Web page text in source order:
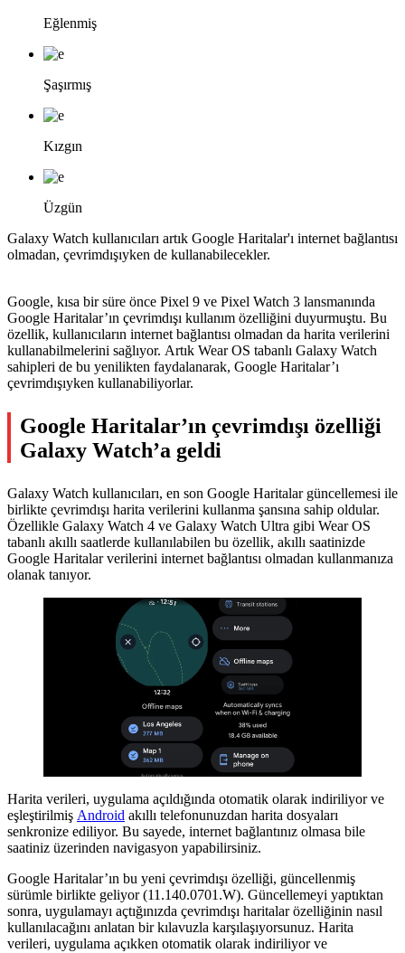
Eğlenmiş
Şaşırmış
Kızgın
Üzgün
Galaxy Watch kullanıcıları artık Google Haritalar'ı internet bağlantısı
olmadan, çevrimdışıyken de kullanabilecekler.
Google, kısa bir süre önce Pixel 9 ve Pixel Watch 3 lansmanında
Google Haritalar’ın çevrimdışı kullanım özelliğini duyurmuştu. Bu
özellik, kullanıcıların internet bağlantısı olmadan da harita verilerini
kullanabilmelerini sağlıyor. Artık Wear OS tabanlı Galaxy Watch
sahipleri de bu yenilikten faydalanarak, Google Haritalar’ı
çevrimdışıyken kullanabiliyorlar.
Google Haritalar’ın çevrimdışı özelliği
Galaxy Watch’a geldi
Galaxy Watch kullanıcıları, en son Google Haritalar güncellemesi ile
birlikte çevrimdışı harita verilerini kullanma şansına sahip oldular.
Özellikle Galaxy Watch 4 ve Galaxy Watch Ultra gibi Wear OS
tabanlı akıllı saatlerde kullanılabilen bu özellik, akıllı saatinizde
Google Haritalar verilerini internet bağlantısı olmadan kullanmanıza
olanak tanıyor.
Harita verileri, uygulama açıldığında otomatik olarak indiriliyor ve
eşleştirilmiş Android akıllı telefonunuzdan harita dosyaları
senkronize ediliyor. Bu sayede, internet bağlantınız olmasa bile
saatiniz üzerinden navigasyon yapabilirsiniz.
Google Haritalar’ın bu yeni çevrimdışı özelliği, güncellenmiş
sürümle birlikte geliyor (11.140.0701.W). Güncellemeyi yaptıktan
sonra, uygulamayı açtığınızda çevrimdışı haritalar özelliğinin nasıl
kullanılacağını anlatan bir kılavuzla karşılaşıyorsunuz. Harita
verileri, uygulama açıkken otomatik olarak indiriliyor ve